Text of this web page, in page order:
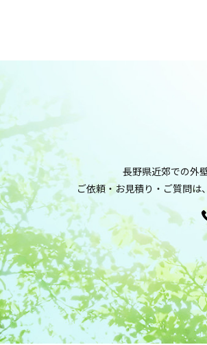
長野県近郊での外
ご依頼・お見積り・ご質問は